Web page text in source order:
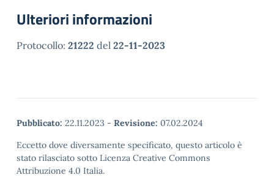
Ulteriori informazioni
Protocollo: 21222 del 22-11-2023
Pubblicato: 22.11.2023 - Revisione: 07.02.2024
Eccetto dove diversamente specificato, questo articolo è
stato rilasciato sotto Licenza Creative Commons
Attribuzione 4.0 Italia.